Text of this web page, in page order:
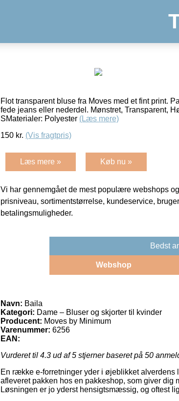
Flot transparent bluse fra Moves med et fint print.
fede jeans eller nederdel. Mønstret, Transparent,
SMaterialer: Polyester (Læs mere)
150 kr. (Vis fragtpris)
Læs mere » Køb nu »
Vi har gennemgået de mest populære webshops
prisniveau, sortimentstørrelse, kundeservice,
betalingsmuligheder.
Bedst
Webshop
Navn: Baila
Kategori: Dame – Bluser og skjorter til kvinder
Producent: Moves by Minimum
Varenummer: 6256
EAN:
Vurderet til 4.3 ud af 5 stjerner baseret på 50
En række e-forretninger yder i øjeblikket alverdens
afleveret pakken hos en pakkeshop, som giver dig
Løsningen er jo yderst hensigtsmæssig, og oftest